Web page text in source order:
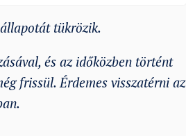
tükrözik.
és az időközben történt
frissül. Érdemes visszatérni az